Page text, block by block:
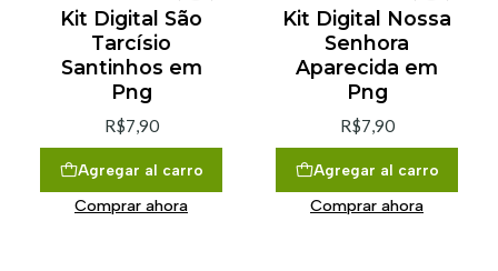
Kit Digital São
Tarcísio
Santinhos em
Png
R$7,90
Agregar al carro
Comprar ahora
Kit Digital Nossa
Senhora
Aparecida em
Png
R$7,90
Agregar al carro
Comprar ahora